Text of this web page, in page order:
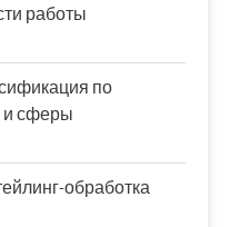
работы
по
и сферы
обработка